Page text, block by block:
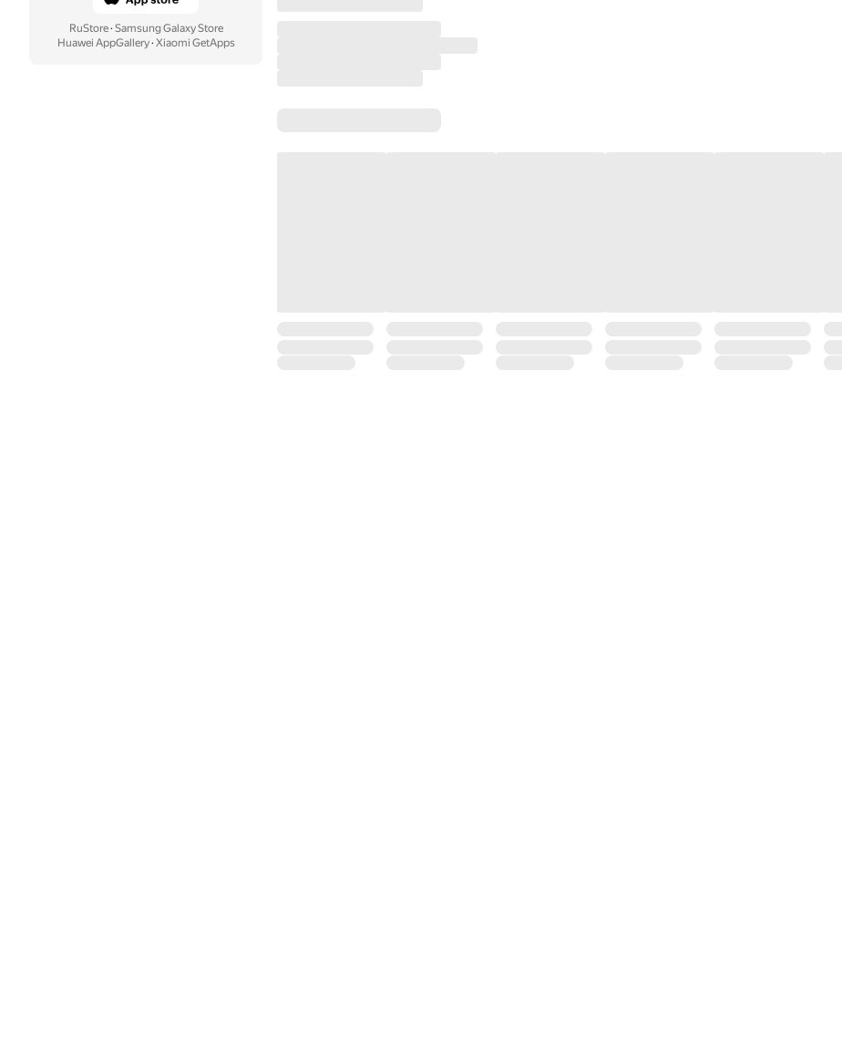
RuStore· Samsung Galaxy Store
Huawei AppGallery· Xiaomi GetApps